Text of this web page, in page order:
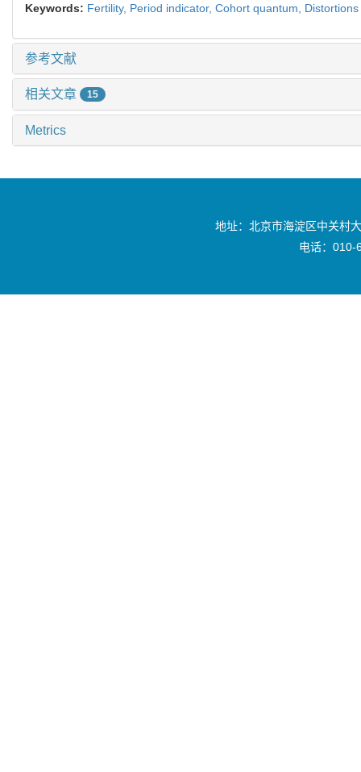
Keywords: Fertility, Period indicator, Cohort quantum, Distortions
参考文献
相关文章 15
Metrics
地址：北京市海淀区中关村
电话：